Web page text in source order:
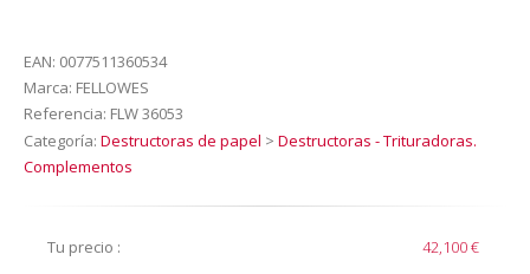
EAN: 0077511360534
Marca: FELLOWES
Referencia: FLW 36053
Categoría: Destructoras de papel > Destructoras - Trituradoras.
Complementos
Tu precio :
42,100 €